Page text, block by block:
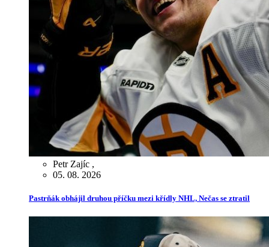
Petr Zajíc ,
05. 08. 2026
Pastrňák obhájil druhou příčku mezi křídly NHL, Nečas se ztratil